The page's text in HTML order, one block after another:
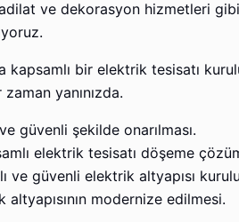
ve dekorasyon hizmetleri
kapsamlı bir elektrik tesisatı
zaman yanınızda.
güvenli şekilde onarılması.
elektrik tesisatı döşeme
ve güvenli elektrik altyapısı
modernize edilmesi.